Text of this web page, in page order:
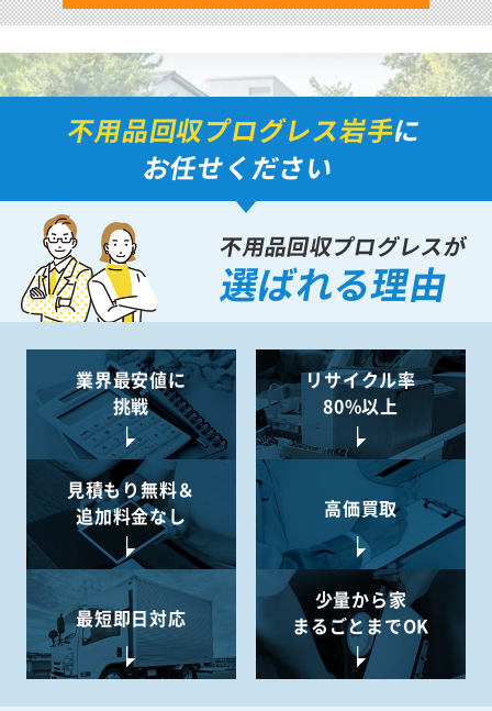
不用品回収プログレス岩手に
お任せください
不用品回収プログレスが
選ばれる理由
業界最安値に
挑戦
リサイクル率
80%以上
見積もり無料＆
追加料金なし
高価買取
最短即日対応
少量から家
まるごとまでOK